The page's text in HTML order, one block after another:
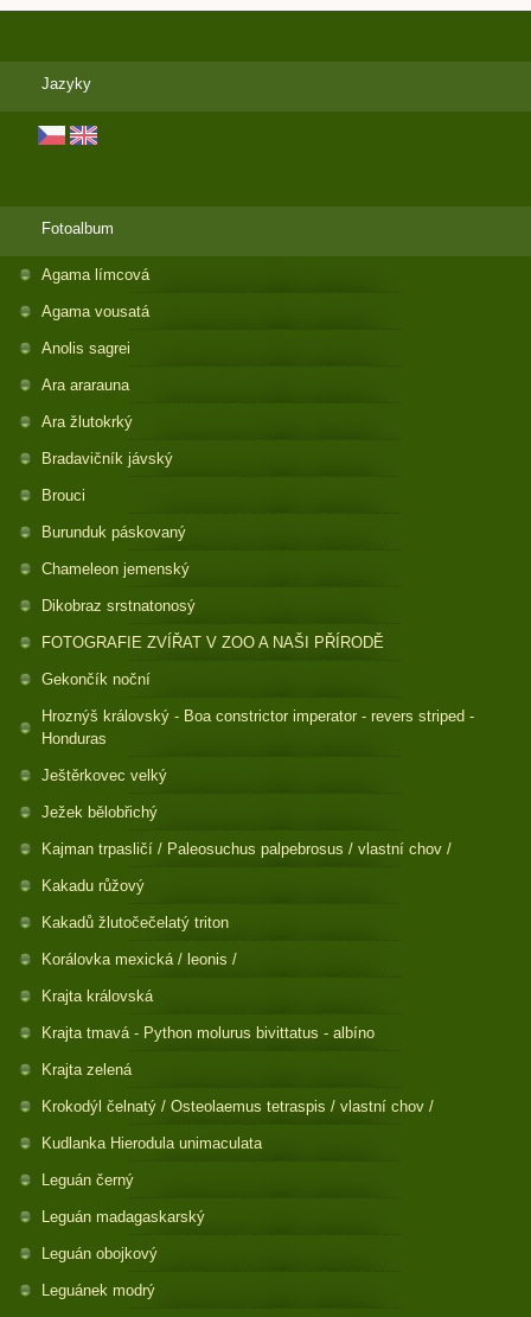
Jazyky
Fotoalbum
Agama límcová
Agama vousatá
Anolis sagrei
Ara ararauna
Ara žlutokrký
Bradavičník jávský
Brouci
Burunduk páskovaný
Chameleon jemenský
Dikobraz srstnatonosý
FOTOGRAFIE ZVÍŘAT V ZOO A NAŠI PŘÍRODĚ
Gekončík noční
Hroznýš královský - Boa constrictor imperator - revers striped -
Honduras
Ještěrkovec velký
Ježek bělobřichý
Kajman trpasličí / Paleosuchus palpebrosus / vlastní chov /
Kakadu růžový
Kakadů žlutočečelatý triton
Korálovka mexická / leonis /
Krajta královská
Krajta tmavá - Python molurus bivittatus - albíno
Krajta zelená
Krokodýl čelnatý / Osteolaemus tetraspis / vlastní chov /
Kudlanka Hierodula unimaculata
Leguán černý
Leguán madagaskarský
Leguán obojkový
Leguánek modrý